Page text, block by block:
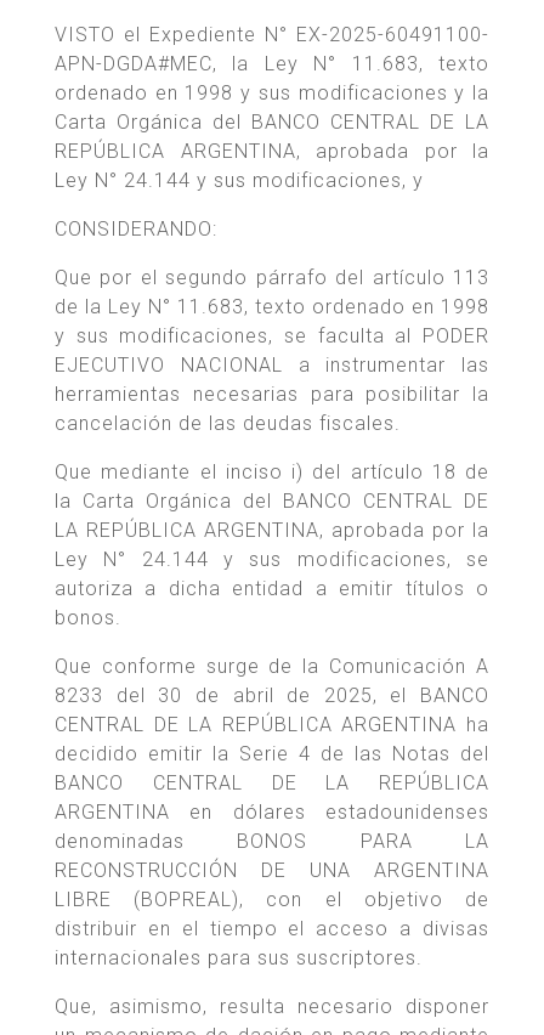
VISTO el Expediente N° EX-2025-60491100-
APN-DGDA#MEC, la Ley N° 11.683, texto
ordenado en 1998 y sus modificaciones y la
Carta Orgánica del BANCO CENTRAL DE LA
REPÚBLICA ARGENTINA, aprobada por la
Ley N° 24.144 y sus modificaciones, y
CONSIDERANDO:
Que por el segundo párrafo del artículo 113
de la Ley N° 11.683, texto ordenado en 1998
y sus modificaciones, se faculta al PODER
EJECUTIVO NACIONAL a instrumentar las
herramientas necesarias para posibilitar la
cancelación de las deudas fiscales.
Que mediante el inciso i) del artículo 18 de
la Carta Orgánica del BANCO CENTRAL DE
LA REPÚBLICA ARGENTINA, aprobada por la
Ley N° 24.144 y sus modificaciones, se
autoriza a dicha entidad a emitir títulos o
bonos.
Que conforme surge de la Comunicación A
8233 del 30 de abril de 2025, el BANCO
CENTRAL DE LA REPÚBLICA ARGENTINA ha
decidido emitir la Serie 4 de las Notas del
BANCO CENTRAL DE LA REPÚBLICA
ARGENTINA en dólares estadounidenses
denominadas BONOS PARA LA
RECONSTRUCCIÓN DE UNA ARGENTINA
LIBRE (BOPREAL), con el objetivo de
distribuir en el tiempo el acceso a divisas
internacionales para sus suscriptores.
Que, asimismo, resulta necesario disponer